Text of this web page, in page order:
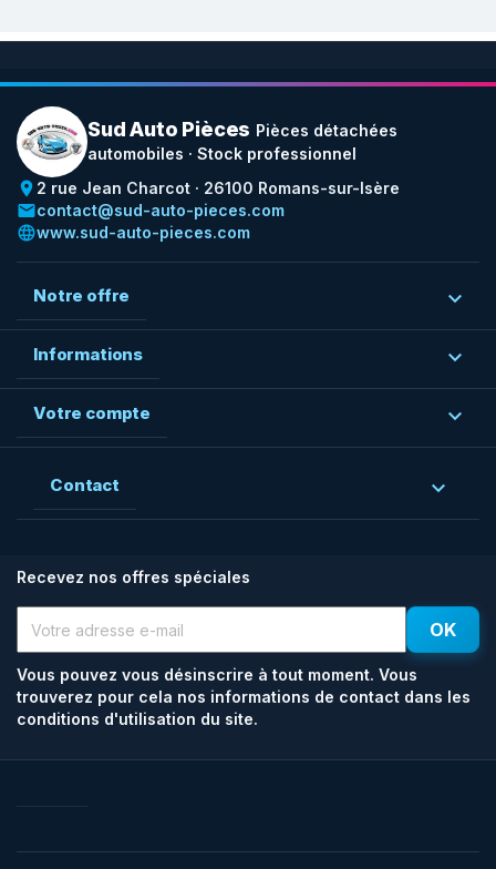
Sud Auto Pièces Pièces détachées
automobiles · Stock professionnel
place 2 rue Jean Charcot · 26100 Romans-sur-Isère
emailcontact@sud-auto-pieces.com
languagewww.sud-auto-pieces.com
Notre offre 
Informations 
Votre compte 
Contact 
Recevez nos offres spéciales
Vous pouvez vous désinscrire à tout moment. Vous
trouverez pour cela nos informations de contact dans les
conditions d'utilisation du site.